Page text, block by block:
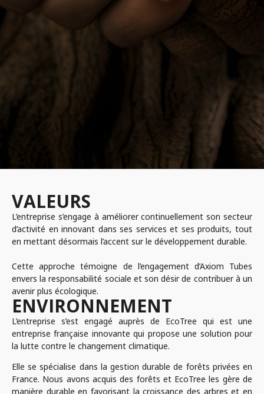
VALEURS
L’entreprise s’engage à améliorer continuellement son secteur
d’activité en innovant dans ses services et ses produits, tout
en mettant désormais l’accent sur le développement durable.
Cette approche témoigne de l’engagement d’Axiom Tubes
envers la responsabilité sociale et son désir de contribuer à un
avenir plus écologique.
ENVIRONNEMENT
L’entreprise s’est engagé auprès de EcoTree qui est une
entreprise française innovante qui propose une solution pour
la lutte contre le changement climatique.
Elle se spécialise dans la gestion durable de forêts privées en
France. Nous avons acquis des forêts et EcoTree les gère de
manière durable en favorisant la croissance des arbres et en